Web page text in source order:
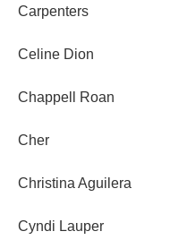
Carpenters
Celine Dion
Chappell Roan
Cher
Christina Aguilera
Cyndi Lauper